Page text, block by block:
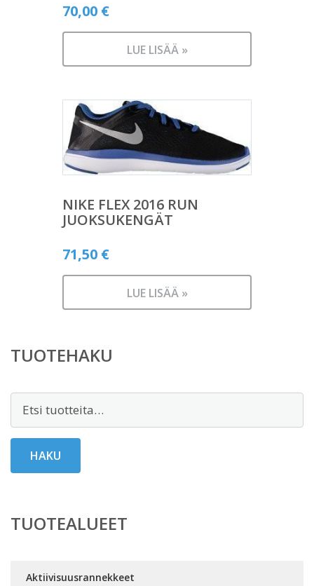
70,00 €
LUE LISÄÄ »
NIKE FLEX 2016 RUN
JUOKSUKENGÄT
71,50 €
LUE LISÄÄ »
TUOTEHAKU
Etsi:
HAKU
TUOTEALUEET
Aktiivisuusrannekkeet